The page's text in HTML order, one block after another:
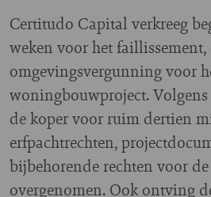
Certitudo Capital verkreeg
weken voor het
omgevingsvergunning voor
woningbouwproject.
de koper voor ruim dertien
erfpachtrechten,
bijbehorende rechten voor
overgenomen. Ook ontving